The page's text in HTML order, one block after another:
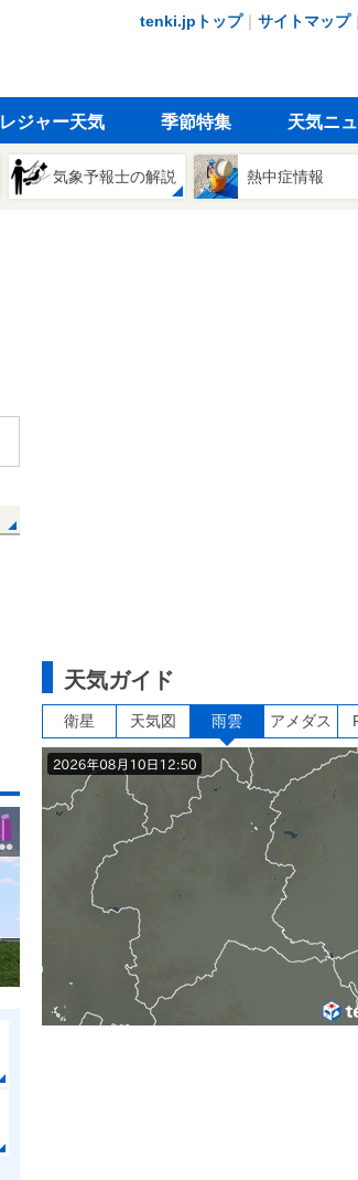
tenki.jpトップ｜ サイトマップ｜
レジャー天気 季節特集 天気ニ
気象予報士の解説 熱中症情報
天気ガイド
衛星 天気図 雨雲 アメダス